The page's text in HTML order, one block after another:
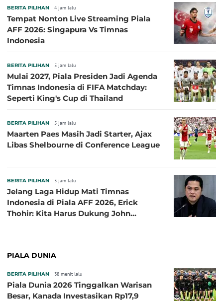
BERITA PILIHAN 4 jam lalu
Tempat Nonton Live Streaming Piala
AFF 2026: Singapura Vs Timnas
Indonesia
BERITA PILIHAN 5 jam lalu
Mulai 2027, Piala Presiden Jadi Agenda
Timnas Indonesia di FIFA Matchday:
Seperti King's Cup di Thailand
BERITA PILIHAN 5 jam lalu
Maarten Paes Masih Jadi Starter, Ajax
Libas Shelbourne di Conference League
BERITA PILIHAN 5 jam lalu
Jelang Laga Hidup Mati Timnas
Indonesia di Piala AFF 2026, Erick
Thohir: Kita Harus Dukung John
PIALA DUNIA
BERITA PILIHAN 38 menit lalu
Piala Dunia 2026 Tinggalkan Warisan
Besar, Kanada Investasikan Rp17,9